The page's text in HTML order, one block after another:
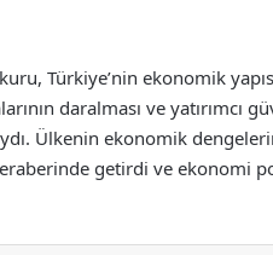
Türkiye’nin ekonomik
daralması ve yatırımcı
Ülkenin ekonomik
getirdi ve ekonomi